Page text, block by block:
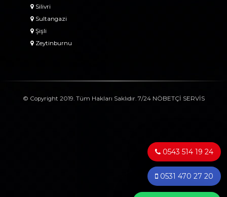
Silivri
Sultangazi
Şişli
Zeytinburnu
© Copyright 2019. Tüm Hakları Saklıdır. 7/24 NÖBETÇİ SERVİS
0543 514 19 24
0531 470 27 20